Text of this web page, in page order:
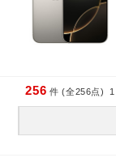
256 件 (全256点) 1